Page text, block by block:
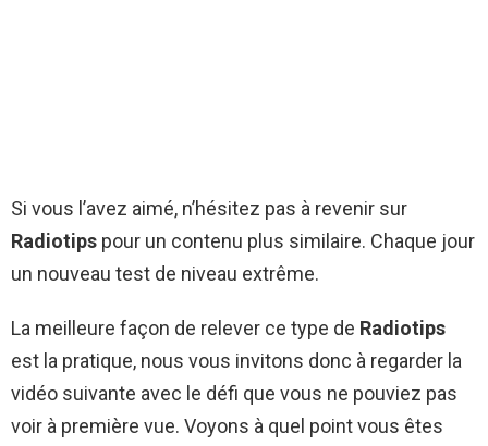
Si vous l’avez aimé, n’hésitez pas à revenir sur
Radiotips pour un contenu plus similaire. Chaque jour
un nouveau test de niveau extrême.
La meilleure façon de relever ce type de Radiotips
est la pratique, nous vous invitons donc à regarder la
vidéo suivante avec le défi que vous ne pouviez pas
voir à première vue. Voyons à quel point vous êtes